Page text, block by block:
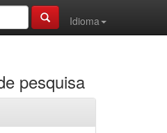
Idioma
pesquisa